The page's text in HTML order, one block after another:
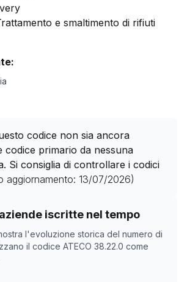
e smaltimento di rifiuti
codice non sia ancora
codice primario da nessuna
Si consiglia di controllare i codici
aggiornamento: 13/07/2026)
iscritte nel tempo
l'evoluzione storica del numero di
il codice ATECO 38.22.0 come
di aziende con codice ATECO
rilevazione
0